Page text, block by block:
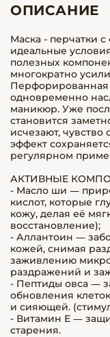
ОПИСАНИЕ
Маска - перчатки
идеальные
полезных
многократно
Перфорированная
одновременно
маникюр. Уже
становится
исчезают, чувство
эффект
регулярном
АКТИВНЫЕ
- Масло ши —
кислот, которые
кожу, делая её
восстановление);
- Аллантоин —
кожей, снимая
заживлению
раздражений и
- Пептиды овса —
обновления
и сияющей.
- Витамин Е —
старения.